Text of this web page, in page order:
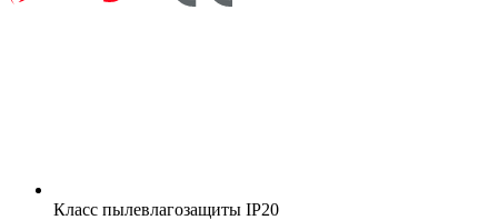
Класс пылевлагозащиты IP20